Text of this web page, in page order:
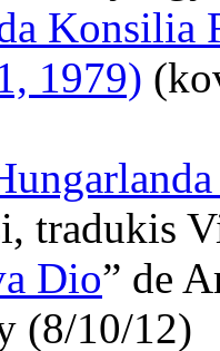
Konsilia
1979)
tradukis
Dio” de
(8/10/12)